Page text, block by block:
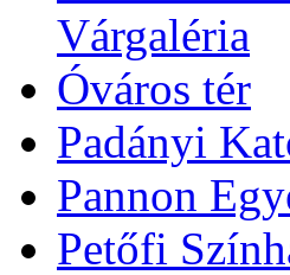
Várgaléria
Óváros tér
Padányi
Pannon
Petőfi